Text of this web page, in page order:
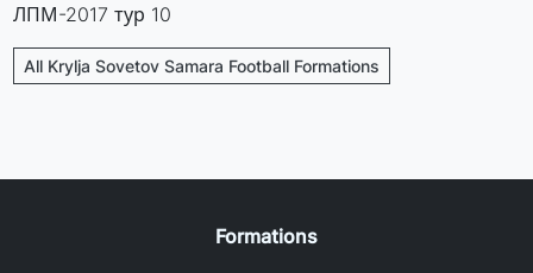
ЛПМ-2017 тур 10
All Krylja Sovetov Samara Football Formations
Formations